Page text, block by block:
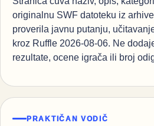
originalnu SWF datoteku iz
proverila javnu putanju,
kroz Ruffle 2026-08-06. Ne
rezultate, ocene igrača ili broj
PRAKTIČAN VODIČ